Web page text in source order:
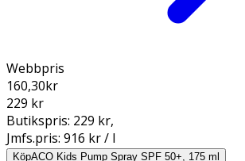
Webbpris
160,30kr
229 kr
Butikspris: 229 kr,
Jmfs.pris: 916 kr / l
KöpACO Kids Pump Spray SPF 50+, 175 ml